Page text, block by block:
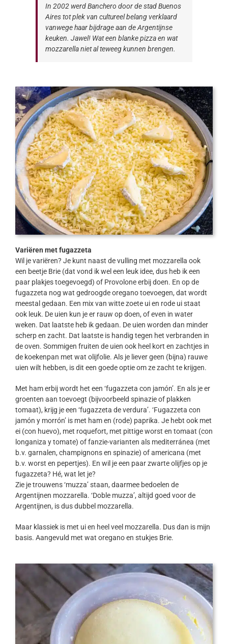
In 2002 werd Banchero door de stad Buenos
Aires tot plek van cultureel belang verklaard
vanwege haar bijdrage aan de Argentijnse
keuken. Jawel! Wat een blanke pizza en wat
mozzarella niet al teweeg kunnen brengen.
Variëren met fugazzeta
Wil je variëren? Je kunt naast de vulling met mozzarella ook
een beetje Brie (dat vond ik wel een leuk idee, dus heb ik een
paar plakjes toegevoegd) of Provolone erbij doen. En op de
fugazzeta nog wat gedroogde oregano toevoegen, dat wordt
meestal gedaan. Een mix van witte zoete ui en rode ui staat
ook leuk. De uien kun je er rauw op doen, of even in water
weken. Dat laatste heb ik gedaan. De uien worden dan minder
scherp en zacht. Dat laatste is handig tegen het verbranden in
de oven. Sommigen fruiten de uien ook heel kort en zachtjes in
de koekenpan met wat olijfolie. Als je liever geen (bijna) rauwe
uien wilt hebben, is dit een goede optie om ze zacht te krijgen.
Met ham erbij wordt het een ‘fugazzeta con jamón’. En als je er
groenten aan toevoegt (bijvoorbeeld spinazie of plakken
tomaat), krijg je een ‘fugazzeta de verdura’. ‘Fugazzeta con
jamón y morrón’ is met ham en (rode) paprika. Je hebt ook met
ei (con huevo), met roquefort, met pittige worst en tomaat (con
longaniza y tomate) of fanzie-varianten als mediterránea (met
b.v. garnalen, champignons en spinazie) of americana (met
b.v. worst en pepertjes). En wil je een paar zwarte olijfjes op je
fugazzeta? Hé, wat let je?
Zie je trouwens ‘muzza’ staan, daarmee bedoelen de
Argentijnen mozzarella. ‘Doble muzza’, altijd goed voor de
Argentijnen, is dus dubbel mozzarella.
Maar klassiek is met ui en heel veel mozzarella. Dus dan is mijn
basis. Aangevuld met wat oregano en stukjes Brie.